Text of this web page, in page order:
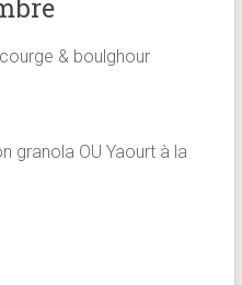
& boulghour
granola OU Yaourt à la